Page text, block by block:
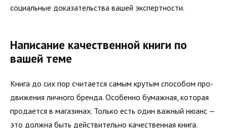
социальные до­казательства вашей экспертности.
Написание качественной книги по
вашей теме
Книга до сих пор считается самым крутым способом про­
движения личного бренда. Особенно бумажная, которая
продается в магазинах. Только есть один важный нюанс —
это должна быть действительно качественная книга.